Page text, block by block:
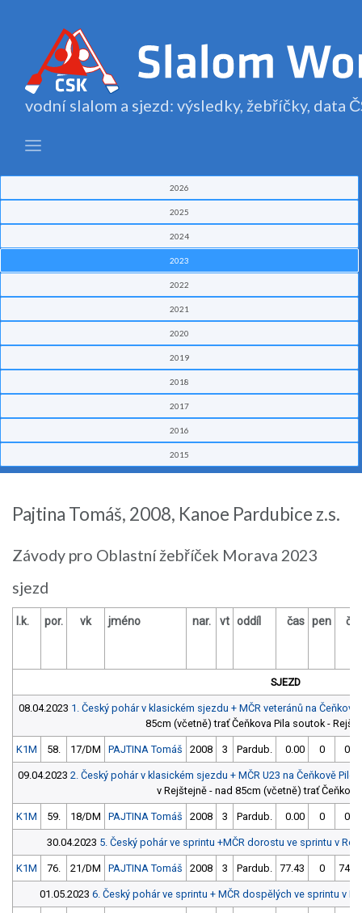
vodní slalom a sjezd: výsledky, žebříčky, data
2026
2025
2024
2023
2022
2021
2020
2019
2018
2017
2016
2015
Pajtina Tomáš, 2008, Kanoe Pardubice z.s.
Závody pro Oblastní žebříček Morava 2023
sjezd
l.k. por. vk jméno nar. vt oddíl čas pen
SJEZD
08.04.2023 1. Český pohár v klasickém sjezdu + MČR veteránů na Čeňkově
85cm (včetně) trať Čeňkova Pila soutok -
K1M 58. 17/DM PAJTINA Tomáš 2008 3 Pardub. 0.00 0
09.04.2023 2. Český pohár v klasickém sjezdu + MČR U23 na Čeňkově Pile
v Rejštejně - nad 85cm (včetně) trať
K1M 59. 18/DM PAJTINA Tomáš 2008 3 Pardub. 0.00 0
30.04.2023 5. Český pohár ve sprintu +MČR dorostu ve sprintu v
K1M 76. 21/DM PAJTINA Tomáš 2008 3 Pardub. 77.43 0
01.05.2023 6. Český pohár ve sprintu + MČR dospělých ve sprintu v